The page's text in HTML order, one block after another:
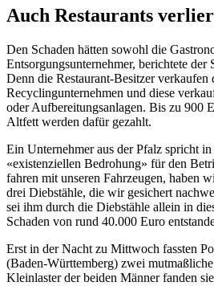
Auch Restaurants
Den Schaden hätten sowohl die
Entsorgungsunternehmer, berichtete der
Denn die Restaurant-Besitzer verkaufen
Recyclingunternehmen und diese
oder Aufbereitungsanlagen. Bis zu 900
Altfett werden dafür gezahlt.
Ein Unternehmer aus der Pfalz spricht
«existenziellen Bedrohung» für den
fahren mit unseren Fahrzeugen, haben
drei Diebstähle, die wir gesichert
sei ihm durch die Diebstähle allein in
Schaden von rund 40.000 Euro
Erst in der Nacht zu Mittwoch fassten
(Baden-Württemberg) zwei
Kleinlaster der beiden Männer fanden